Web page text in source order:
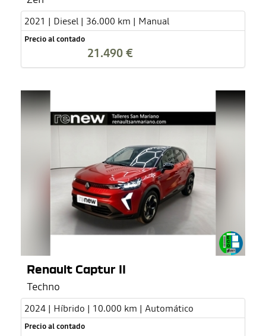
2021 | Diesel | 36.000 km | Manual
Precio al contado
21.490 €
Renault Captur II
Techno
2024 | Híbrido | 10.000 km | Automático
Precio al contado